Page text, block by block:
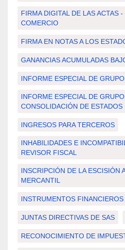
FIRMA DIGITAL DE LAS ACTAS
COMERCIO
FIRMA EN NOTAS A LOS
GANANCIAS ACUMULADAS
INFORME ESPECIAL DE
INFORME ESPECIAL DE
CONSOLIDACIÓN DE
INGRESOS PARA TERCEROS
INHABILIDADES E
REVISOR FISCAL
INSCRIPCIÓN DE LA ESCISIÓN
MERCANTIL
INSTRUMENTOS
JUNTAS DIRECTIVAS DE SAS
RECONOCIMIENTO DE